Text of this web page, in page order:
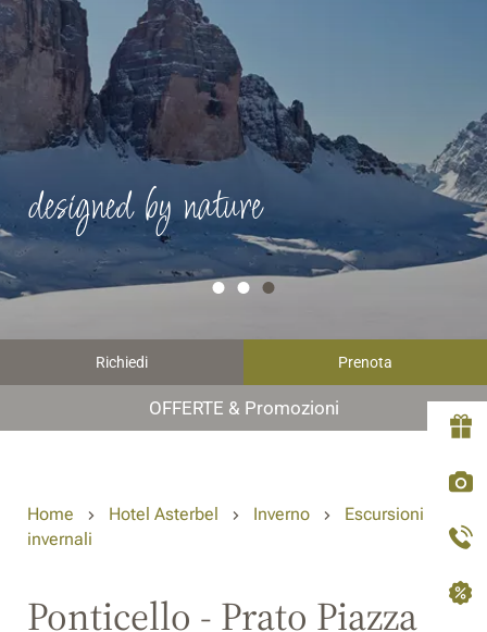
designed by nature
Richiedi Prenota
OFFERTE & Promozioni
Home Hotel Asterbel Inverno
Escursioni
invernali
Ponticello - Prato Piazza